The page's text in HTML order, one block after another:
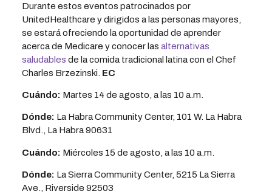
Durante estos eventos patrocinados por
UnitedHealthcare y dirigidos a las personas mayores,
se estará ofreciendo la oportunidad de aprender
acerca de Medicare y conocer las alternativas
saludables de la comida tradicional latina con el Chef
Charles Brzezinski. EC
Cuándo: Martes 14 de agosto, a las 10 a.m.
Dónde: La Habra Community Center, 101 W. La Habra
Blvd., La Habra 90631
Cuándo: Miércoles 15 de agosto, a las 10 a.m.
Dónde: La Sierra Community Center, 5215 La Sierra
Ave., Riverside 92503